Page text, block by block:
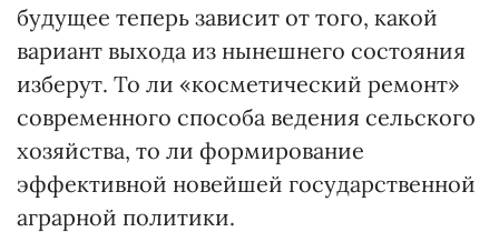
будущее теперь зависит от того, какой
вариант выхода из нынешнего состояния
изберут. То ли «косметический ремонт»
современного способа ведения сельского
хозяйства, то ли формирование
эффективной новейшей государственной
аграрной политики.